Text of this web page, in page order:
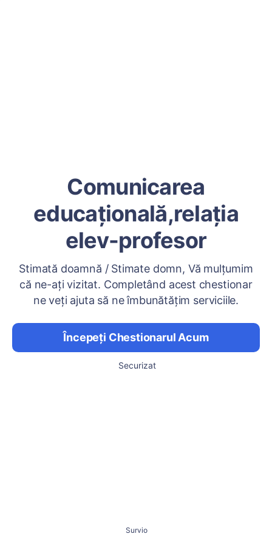
Comunicarea
educațională,relația
elev-profesor
Stimată doamnă / Stimate domn, Vă mulțumim
că ne-ați vizitat. Completând acest chestionar
ne veți ajuta să ne îmbunătățim serviciile.
Începeți Chestionarul Acum
Securizat
Survio